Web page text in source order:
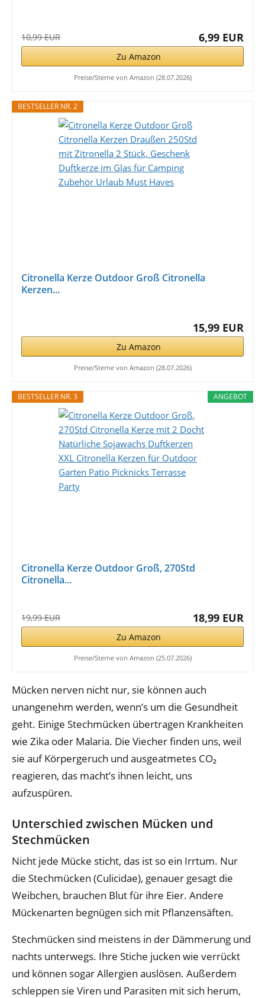
10,99 EUR 6,99 EUR
Zu Amazon
Preise/Sterne von Amazon (28.07.2026)
BESTSELLER NR. 2
Citronella Kerze Outdoor Groß Citronella
Kerzen...
15,99 EUR
Zu Amazon
Preise/Sterne von Amazon (28.07.2026)
ANGEBOT
BESTSELLER NR. 3
Citronella Kerze Outdoor Groß, 270Std
Citronella...
19,99 EUR 18,99 EUR
Zu Amazon
Preise/Sterne von Amazon (25.07.2026)
Mücken nerven nicht nur, sie können auch
unangenehm werden, wenn’s um die Gesundheit
geht. Einige Stechmücken übertragen Krankheiten
wie Zika oder Malaria. Die Viecher finden uns, weil
sie auf Körpergeruch und ausgeatmetes CO₂
reagieren, das macht’s ihnen leicht, uns
aufzuspüren.
Unterschied zwischen Mücken und
Stechmücken
Nicht jede Mücke sticht, das ist so ein Irrtum. Nur
die Stechmücken (Culicidae), genauer gesagt die
Weibchen, brauchen Blut für ihre Eier. Andere
Mückenarten begnügen sich mit Pflanzensäften.
Stechmücken sind meistens in der Dämmerung und
nachts unterwegs. Ihre Stiche jucken wie verrückt
und können sogar Allergien auslösen. Außerdem
schleppen sie Viren und Parasiten mit sich herum,